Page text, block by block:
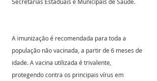
A imunização é recomendada para toda a
população não vacinada, a partir de 6 meses de
idade. A vacina utilizada é trivalente,
protegendo contra os principais vírus em